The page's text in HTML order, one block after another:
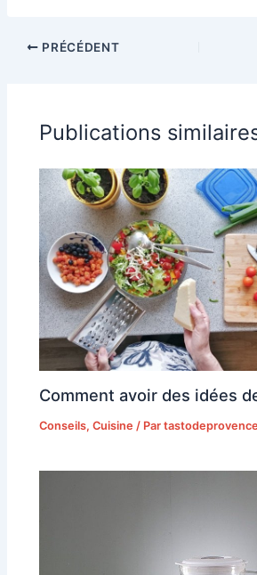
PRÉCÉDENT
Publications
Comment avoir des idées
Conseils,Cuisine / Partastodeprovence